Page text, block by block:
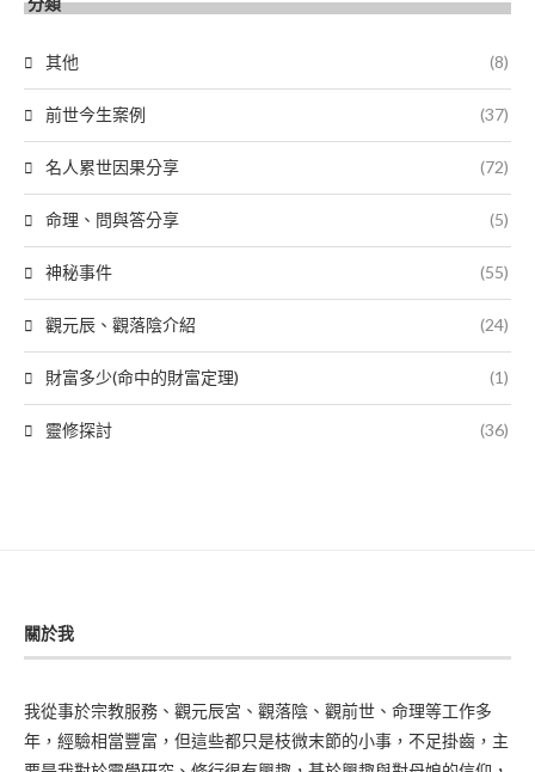
其他 (8)
前世今生案例 (37)
名人累世因果分享 (72)
命理、問與答分享 (5)
神秘事件 (55)
觀元辰、觀落陰介紹 (24)
財富多少(命中的財富定理) (1)
靈修探討 (36)
關於我
我從事於宗教服務、觀元辰宮、觀落陰、觀前世、命理等工作多
年，經驗相當豐富，但這些都只是枝微末節的小事，不足掛齒，主